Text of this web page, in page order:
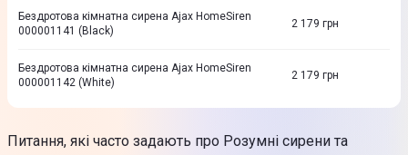
Бездротова кімнатна сирена Ajax HomeSiren
000001141 (Black)
2 179 грн
Бездротова кімнатна сирена Ajax HomeSiren
000001142 (White)
2 179 грн
Питання, які часто задають про Розумні сирени та